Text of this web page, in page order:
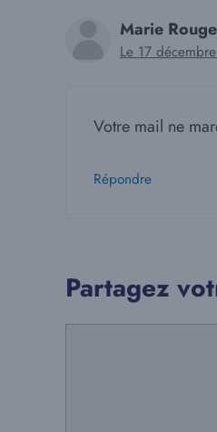
Marie Rouge
Le 17
Votre mail ne
Répondre
Partagez